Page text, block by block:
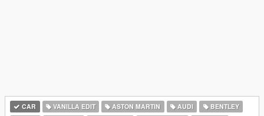
CAR VANILLA EDIT ASTON MARTIN AUDI
BENTLEY